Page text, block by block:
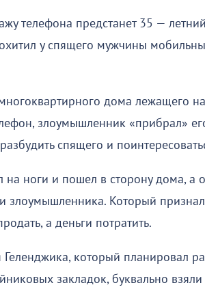
телефона предстанет 35 —
у спящего мужчины
дома лежащего
злоумышленник «прибрал»
спящего и
на ноги и пошел в сторону дома, а
злоумышленника. Который
а деньги потратить.
Геленджика, который планировал
закладок, буквально